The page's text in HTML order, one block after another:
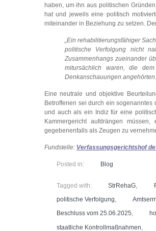
haben, um ihn aus politischen
hat und jeweils eine politisch
miteinander in Beziehung zu setzen.
„Ein rehabilitierungsfähiger
politische Verfolgung nicht
Zusammenhangs zueinander
mitursächlich waren, die
Denkanschauungen
Eine neutrale und objektive
Betroffenen sei durch ein
und auch als ein Indiz für eine
Kammergericht aufdrängen
gegebenenfalls als Zeugen zu
Fundstelle: Verfassungsgerichtshof
Posted in: Blog
Tagged with: StrRehaG,
politische Verfolgung,
Beschluss vom 25.06.2025,
staatliche Kontrollmaßnahmen